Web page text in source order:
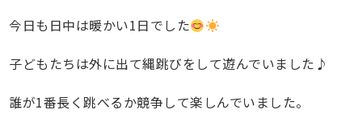
今日も日中は暖かい1日でした
子どもたちは外に出て縄跳びをして遊んでいました♪
誰が1番長く跳べるか競争して楽しんでいました。